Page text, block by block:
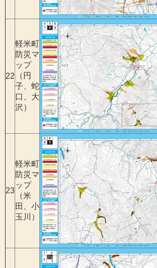
22
軽米町
防災マ
ップ
（円
子、蛇
口、大
沢）
23
軽米町
防災マ
ップ
（米
田、小
玉川）